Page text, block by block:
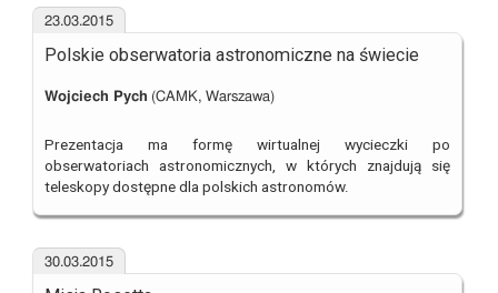
23.03.2015
Polskie obserwatoria astronomiczne na świecie
Wojciech Pych (CAMK, Warszawa)
Prezentacja ma formę wirtualnej wycieczki po
obserwatoriach astronomicznych, w których znajdują się
teleskopy dostępne dla polskich astronomów.
30.03.2015